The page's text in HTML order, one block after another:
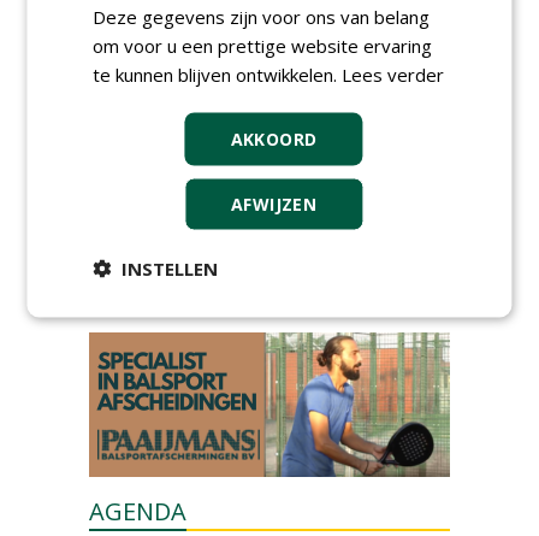
GREEN OUTLET
Iedereen kan gratis kleine advertenties
plaatsen via zijn eigen account.
AGENDA
Deze gegevens zijn voor ons van belang
om voor u een prettige website ervaring
te kunnen blijven ontwikkelen. Lees verder
AKKOORD
AFWIJZEN
INSTELLEN